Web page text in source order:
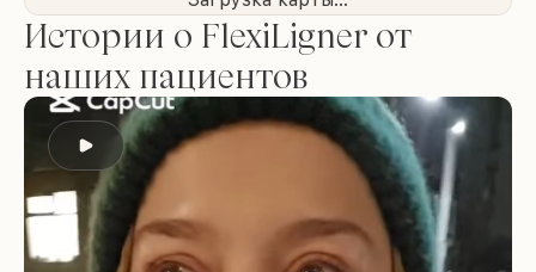
Истории о FlexiLigner от
наших пациентов